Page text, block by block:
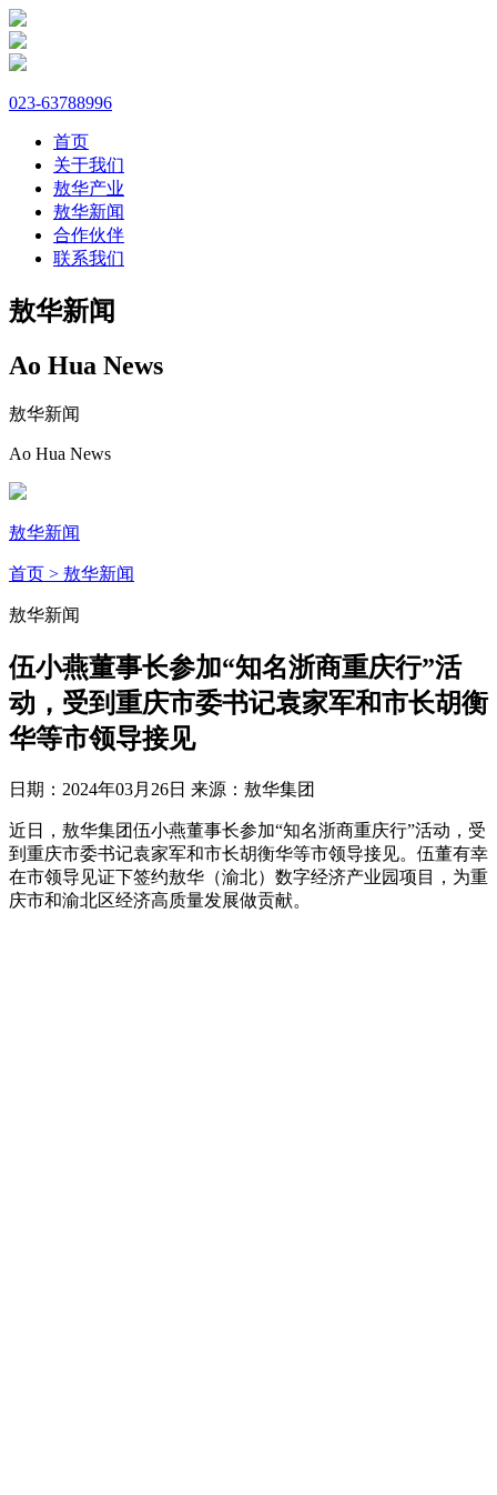
023-63788996
首页
关于我们
敖华产业
敖华新闻
合作伙伴
联系我们
敖华新闻
Ao Hua News
敖华新闻
Ao Hua News
敖华新闻
首页 > 敖华新闻
敖华新闻
伍小燕董事长参加“知名浙商重庆行”活
动，受到重庆市委书记袁家军和市长胡衡
华等市领导接见
日期：2024年03月26日 来源：敖华集团
近日，敖华集团伍小燕董事长参加“知名浙商重庆行”活动，受
到重庆市委书记袁家军和市长胡衡华等市领导接见。伍董有幸
在市领导见证下签约敖华（渝北）数字经济产业园项目，为重
庆市和渝北区经济高质量发展做贡献。